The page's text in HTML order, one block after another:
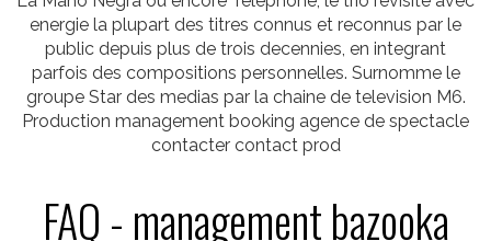
energie la plupart des titres connus et reconnus par le
public depuis plus de trois decennies, en integrant
parfois des compositions personnelles. Surnomme le
groupe Star des medias par la chaine de television M6.
Production management booking agence de spectacle
contacter contact prod
FAQ - management bazooka